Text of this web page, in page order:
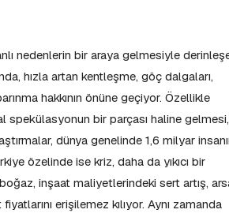
nedenlerin bir araya gelmesiyle
hızla artan kentleşme, göç dalgaları,
hakkının önüne geçiyor. Özellikle
spekülasyonun bir parçası haline gelmesi,
dünya genelinde 1,6 milyar
özelinde ise kriz, daha da yıkıcı bir
inşaat maliyetlerindeki sert artış,
erişilemez kılıyor. Aynı zamanda